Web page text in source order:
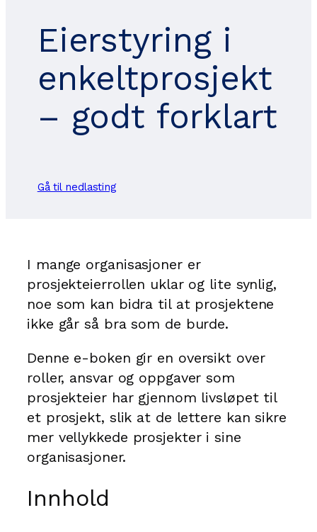
Eierstyring i
enkeltprosjekt
– godt forklart
Gå til nedlasting
I mange organisasjoner er
prosjekteierrollen uklar og lite synlig,
noe som kan bidra til at prosjektene
ikke går så bra som de burde.
Denne e-boken gir en oversikt over
roller, ansvar og oppgaver som
prosjekteier har gjennom livsløpet til
et prosjekt, slik at de lettere kan sikre
mer vellykkede prosjekter i sine
organisasjoner.
Innhold